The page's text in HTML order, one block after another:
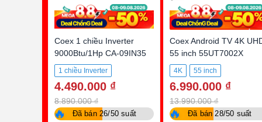
Coex 1 chiều Inverter
9000Btu/1Hp CA-09IN35
1 chiều Inverter
4.490.000 ₫
8.890.000 ₫
🔥 Đã bán 26/50 suất
Coex Android TV 4K
55 inch 55UT7002X
4K 55 inch
6.990.000 ₫
13.990.000 ₫
🔥 Đã bán 28/50 suất